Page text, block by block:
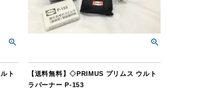
ト
【送料無料】◇PRIMUS プリムス ウルト
ラバーナー P-153